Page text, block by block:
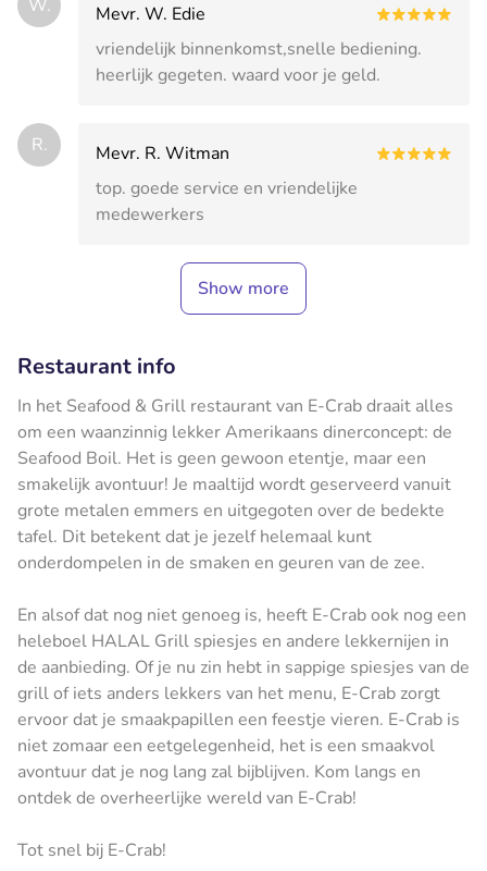
W.
Mevr. W. Edie
vriendelijk binnenkomst,snelle bediening.
heerlijk gegeten. waard voor je geld.
R.
Mevr. R. Witman
top. goede service en vriendelijke
medewerkers
Show more
Restaurant info
In het Seafood & Grill restaurant van E-Crab draait alles
om een waanzinnig lekker Amerikaans dinerconcept: de
Seafood Boil. Het is geen gewoon etentje, maar een
smakelijk avontuur! Je maaltijd wordt geserveerd vanuit
grote metalen emmers en uitgegoten over de bedekte
tafel. Dit betekent dat je jezelf helemaal kunt
onderdompelen in de smaken en geuren van de zee.
En alsof dat nog niet genoeg is, heeft E-Crab ook nog een
heleboel HALAL Grill spiesjes en andere lekkernijen in
de aanbieding. Of je nu zin hebt in sappige spiesjes van de
grill of iets anders lekkers van het menu, E-Crab zorgt
ervoor dat je smaakpapillen een feestje vieren. E-Crab is
niet zomaar een eetgelegenheid, het is een smaakvol
avontuur dat je nog lang zal bijblijven. Kom langs en
ontdek de overheerlijke wereld van E-Crab!
Tot snel bij E-Crab!